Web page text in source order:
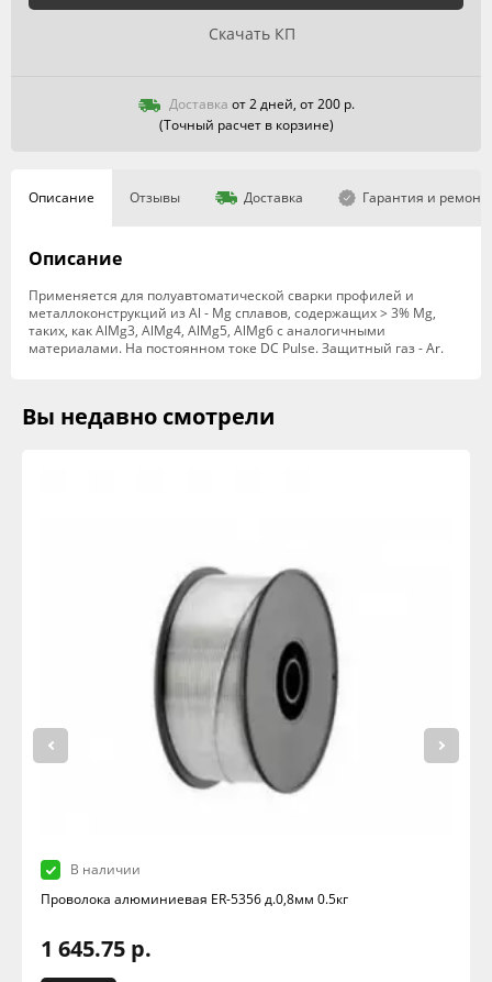
Скачать КП
Доставка от 2 дней, от 200 р.
(Точный расчет в корзине)
Описание Отзывы Доставка Гарантия и ремонт
Описание
Применяется для полуавтоматической сварки профилей и
металлоконструкций из Al - Mg сплавов, содержащих > 3% Mg,
таких, как AlMg3, AlMg4, AlMg5, AlMg6 с аналогичными
материалами. На постоянном токе DC Pulse. Защитный газ - Ar.
Вы недавно смотрели
В наличии
Проволока алюминиевая ER-5356 д.0,8мм 0.5кг
1 645.75 р.